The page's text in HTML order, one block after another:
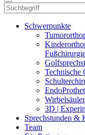
Schwerpunkte
Technische
3D |
Sprechstunden &
Team